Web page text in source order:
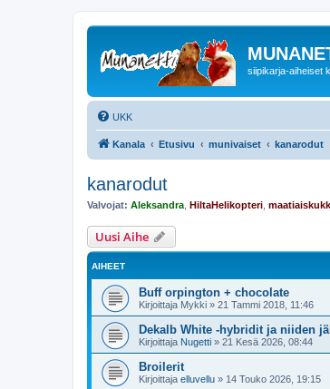
siipikarja-aiheiset
UKK
Kanala Etusivu munivaiset kanarodut
kanarodut
Valvojat: Aleksandra HiltaHelikopteri
Uusi Aihe
AIHEET
Buff orpington + chocolate
Kirjoittaja Mykki » 21 Tammi 2018, 11:46
Dekalb White -hybridit ja niiden
Kirjoittaja Nugetti » 21 Kesä 2026, 08:44
Broilerit
Kirjoittaja elluvellu » 14 Touko 2026, 19:15